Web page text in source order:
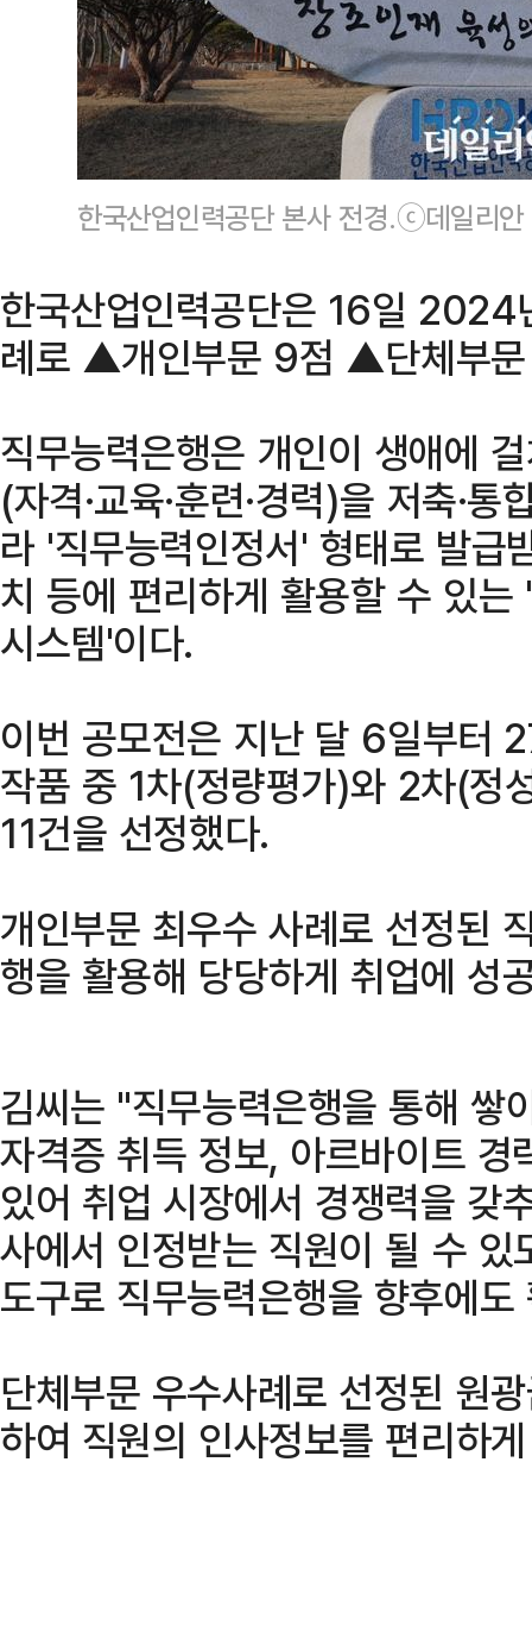
한국산업인력공단 본사 전경.ⓒ데일리
한국산업인력공단은 16일 2024
례로 ▲개인부문 9점 ▲단체부문
직무능력은행은 개인이 생애에
(자격·교육·훈련·경력)을 저축·
라 '직무능력인정서' 형태로 발급
치 등에 편리하게 활용할 수 있
시스템'이다.
이번 공모전은 지난 달 6일부터
작품 중 1차(정량평가)와 2차(정
11건을 선정했다.
개인부문 최우수 사례로 선정된
행을 활용해 당당하게 취업에 성
김씨는 "직무능력은행을 통해 쌓
자격증 취득 정보, 아르바이트
있어 취업 시장에서 경쟁력을 갖
사에서 인정받는 직원이 될 수
도구로 직무능력은행을 향후에
단체부문 우수사례로 선정된 원
하여 직원의 인사정보를 편리하